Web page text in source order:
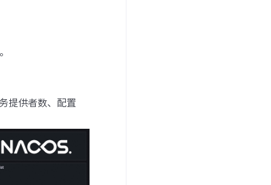
提供者数、配置